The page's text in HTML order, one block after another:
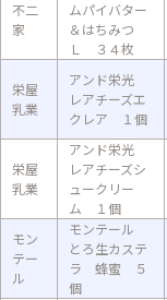
不二
家
ムパイバター
＆はちみつ
Ｌ ３４枚
栄屋
乳業
アンド栄光
レアチーズエ
クレア １個
栄屋
乳業
アンド栄光
レアチーズシ
ュークリー
ム １個
モン
テー
ル
モンテール
とろ生カステ
ラ 蜂蜜 ５
個